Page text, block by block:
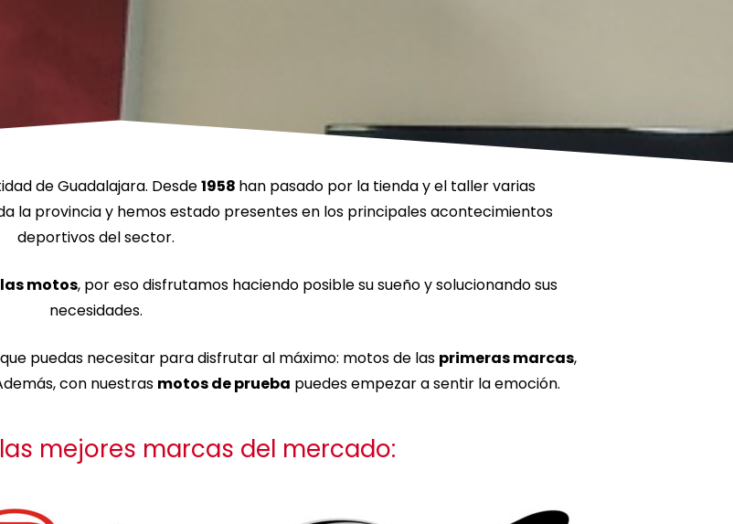
de Guadalajara. Desde1958 han pasado por la tienda y el taller varias
la provincia y hemos estado presentes en los principales acontecimientos
deportivos del sector.
motos, por eso disfrutamos haciendo posible su sueño y solucionando sus
necesidades.
puedas necesitar para disfrutar al máximo: motos de las primeras marcas,
con nuestras motos de prueba puedes empezar a sentir la emoción.
mejores marcas del mercado: